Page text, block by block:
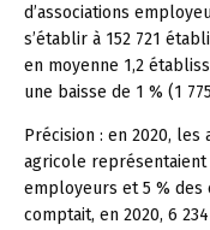
d’associations
s’établir à 152 721
en moyenne 1,2
une baisse de 1 % (1
Précision : en 2020, les
agricole
employeurs et 5 % des
comptait, en 2020, 6